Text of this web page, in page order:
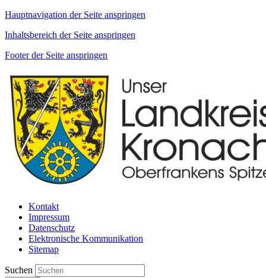
Hauptnavigation der Seite anspringen
Inhaltsbereich der Seite anspringen
Footer der Seite anspringen
Kontakt
Impressum
Datenschutz
Elektronische Kommunikation
Sitemap
Suchen